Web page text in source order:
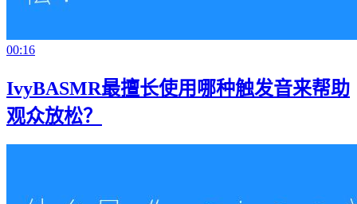
00:16
IvyBASMR最擅长使用哪种触发音来帮助
观众放松？